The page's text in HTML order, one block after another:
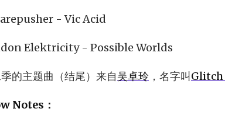
- Vic Acid
Elektricity - Possible Worlds
的主题曲（结尾）来自吴卓玲 ，名字叫
Notes：